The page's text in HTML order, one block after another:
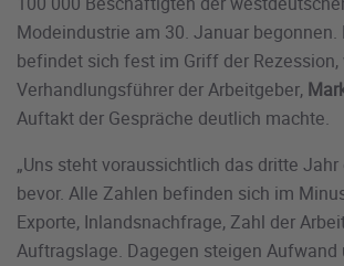
Modeindustrie am 30. Januar begonnen.
befindet sich fest im Griff der Rezession,
Verhandlungsführer der Arbeitgeber,
Auftakt der Gespräche deutlich machte.
„Uns steht voraussichtlich das dritte
bevor. Alle Zahlen befinden sich im
Exporte, Inlandsnachfrage, Zahl der
Auftragslage. Dagegen steigen Aufwand